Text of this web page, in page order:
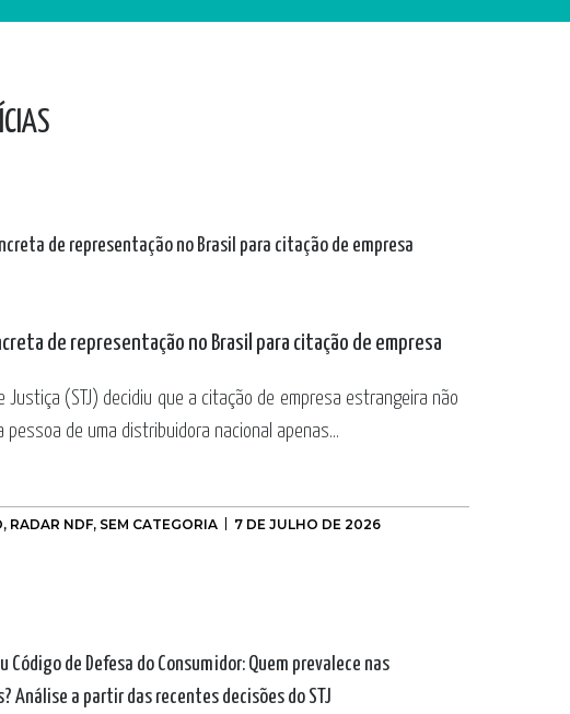
de representação no Brasil para citação de empresa
Justiça (STJ) decidiu que a citação de empresa estrangeira não
pessoa de uma distribuidora nacional apenas...
, RADAR NDF, SEM CATEGORIA 7 DE JULHO DE 2026